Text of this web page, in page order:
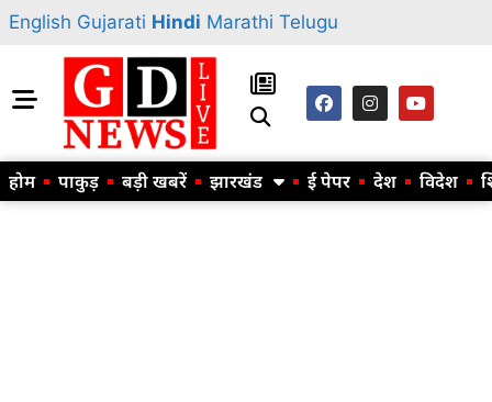
English Gujarati Hindi Marathi Telugu
होम पाकुड़ बड़ी खबरें झारखंड ई पेपर देश विदेश